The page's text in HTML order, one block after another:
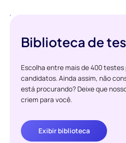
Biblioteca de
Escolha entre mais de 400 testes
candidatos. Ainda assim, não
está procurando? Deixe que
criem para você.
Exibir biblioteca